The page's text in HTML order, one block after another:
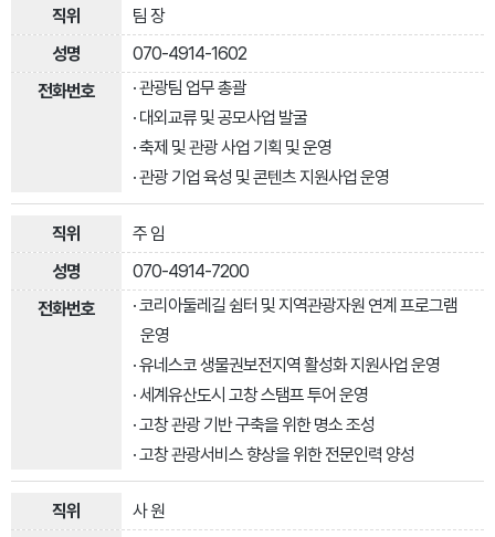
팀 장
070-4914-1602
· 관광팀 업무 총괄
· 대외교류 및 공모사업 발굴
· 축제 및 관광 사업 기획 및 운영
· 관광 기업 육성 및 콘텐츠 지원사업 운영
주 임
070-4914-7200
· 코리아둘레길 쉼터 및 지역관광자원 연계 프로그램
운영
· 유네스코 생물권보전지역 활성화 지원사업 운영
· 세계유산도시 고창 스탬프 투어 운영
· 고창 관광 기반 구축을 위한 명소 조성
· 고창 관광서비스 향상을 위한 전문인력 양성
사 원